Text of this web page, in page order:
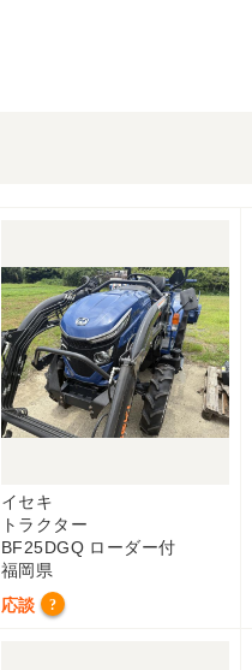
イセキ
トラクター
BF25DGQ ローダー付
福岡県
応談
?